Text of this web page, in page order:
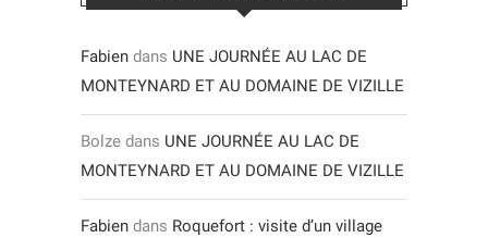
Fabien dans UNE JOURNÉE AU LAC DE
MONTEYNARD ET AU DOMAINE DE VIZILLE
Bolze dans UNE JOURNÉE AU LAC DE
MONTEYNARD ET AU DOMAINE DE VIZILLE
Fabien dans Roquefort : visite d’un village